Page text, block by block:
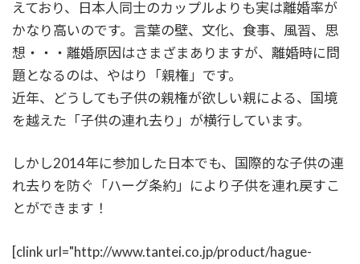
えており、日本人同士のカップルよりも実は離婚率が
かなり高いのです。言葉の壁、文化、食事、風習、思
想・・・離婚原因はさまざまありますが、離婚時に問
題となるのは、やはり「親権」です。
近年、どうしても子供の親権が欲しい親による、国境
を越えた「子供の連れ去り」が横行しています。
しかし2014年に参加した日本でも、国際的な子供の連
れ去りを防ぐ「ハーグ条約」により子供を連れ戻すこ
とができます！
[clink url="http://www.tantei.co.jp/product/hague-